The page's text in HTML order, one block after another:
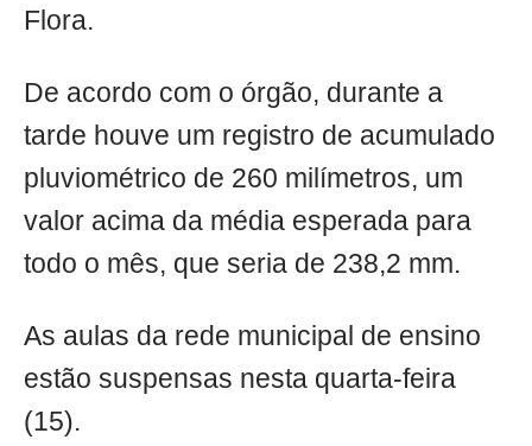
Flora.
De acordo com o órgão, durante a
tarde houve um registro de acumulado
pluviométrico de 260 milímetros, um
valor acima da média esperada para
todo o mês, que seria de 238,2 mm.
As aulas da rede municipal de ensino
estão suspensas nesta quarta-feira
(15).